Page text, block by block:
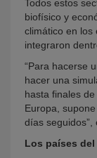
Todos estos
biofísico y
climático en los
integraron
“Para hacerse
hacer una
hasta finales
Europa,
días seguidos”,
Los países